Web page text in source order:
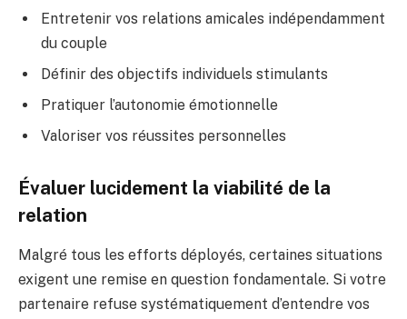
Entretenir vos relations amicales indépendamment
du couple
Définir des objectifs individuels stimulants
Pratiquer l’autonomie émotionnelle
Valoriser vos réussites personnelles
Évaluer lucidement la viabilité de la
relation
Malgré tous les efforts déployés, certaines situations
exigent une remise en question fondamentale. Si votre
partenaire refuse systématiquement d’entendre vos